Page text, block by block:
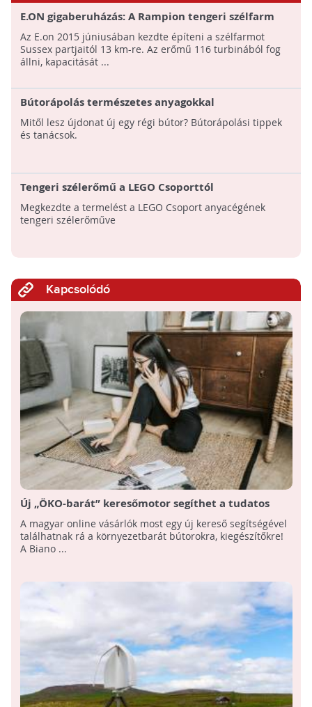
E.ON gigaberuházás: A Rampion tengeri szélfarm
300 000 otthon energiaigényét képes majd ellátni!
Az E.on 2015 júniusában kezdte építeni a szélfarmot
Sussex partjaitól 13 km-re. Az erőmű 116 turbinából fog
állni, kapacitását ...
Bútorápolás természetes anyagokkal
Mitől lesz újdonat új egy régi bútor? Bútorápolási tippek
és tanácsok.
Tengeri szélerőmű a LEGO Csoporttól
Megkezdte a termelést a LEGO Csoport anyacégének
tengeri szélerőműve
Kapcsolódó
Új „ÖKO-barát” keresőmotor segíthet a tudatos
lakberendezésben
A magyar online vásárlók most egy új kereső segítségével
találhatnak rá a környezetbarát bútorokra, kiegészítőkre!
A Biano ...